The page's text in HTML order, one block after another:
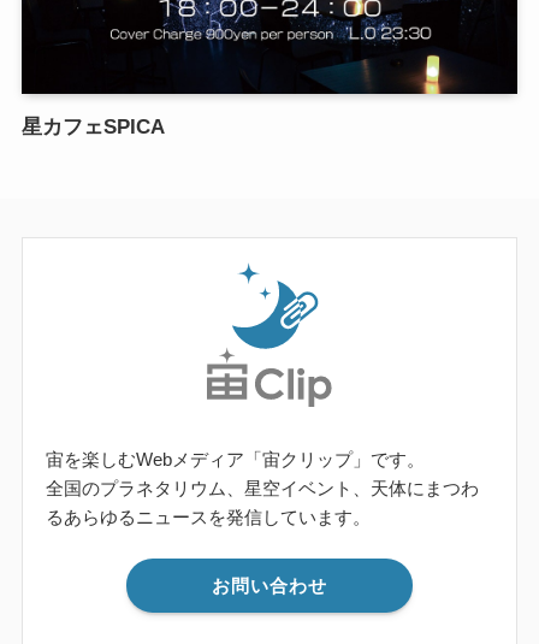
星カフェSPICA
宙を楽しむWebメディア「宙クリップ」です。
全国のプラネタリウム、星空イベント、天体にまつわ
るあらゆるニュースを発信しています。
お問い合わせ